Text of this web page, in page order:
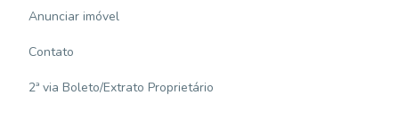
Anunciar imóvel
Contato
2ª via Boleto/Extrato Proprietário